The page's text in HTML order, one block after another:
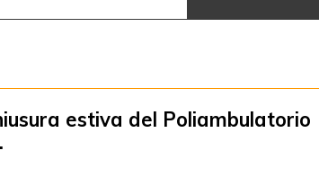
estiva del Poliambulatorio